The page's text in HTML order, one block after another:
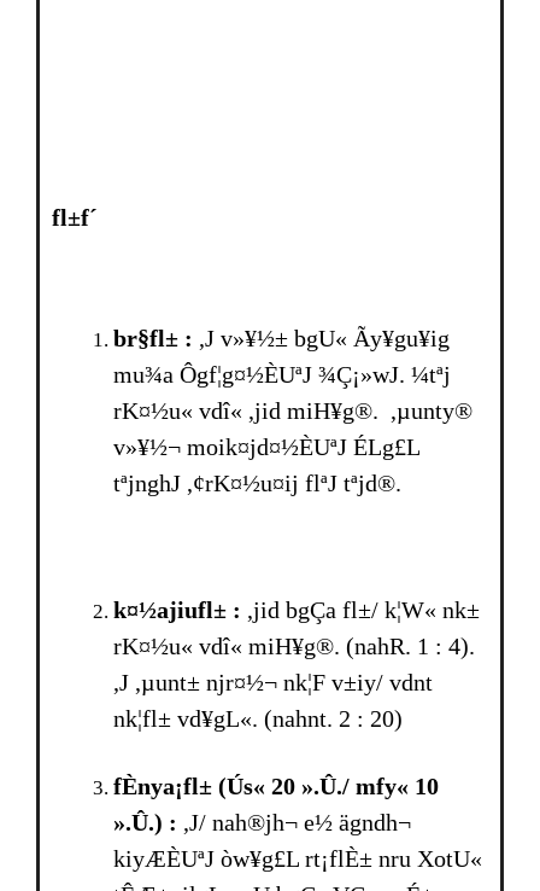
fl±f´
br§fl± : ,J v»¥½± bgU« Ãy¥gu¥ig
mu¾a Ôgf¦g¤½ÈUªJ ¾Ç¡»wJ. ¼tªj
rK¤½u« vdî« ,jid miH¥g®. ,µunty®
v»¥½¬ moik¤jd¤½ÈUªJ ÉLg£L
tªjnghJ ,¢rK¤½u¤ij flªJ tªjd®.
k¤½ajiufl± : ,jid bgÇa fl±/ k¦W« nk±
rK¤½u« vdî« miH¥g®. (nahR. 1 : 4).
,J ,µunt± njr¤½¬ nk¦F v±iy/ vdnt
nk¦fl± vd¥gL«. (nahnt. 2 : 20)
fÈnya¡fl± (Ús« 20 ».Û./ mfy« 10
».Û.) : ,J/ nah®jh¬ e½ ägndh¬
kiyÆÈUªJ òw¥g£L rt¡flÈ± nru XotU«